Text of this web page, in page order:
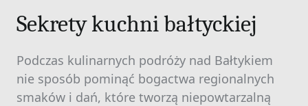
Sekrety kuchni bałtyckiej
Podczas kulinarnych podróży nad Bałtykiem
nie sposób pominąć bogactwa regionalnych
smaków i dań, które tworzą niepowtarzalną